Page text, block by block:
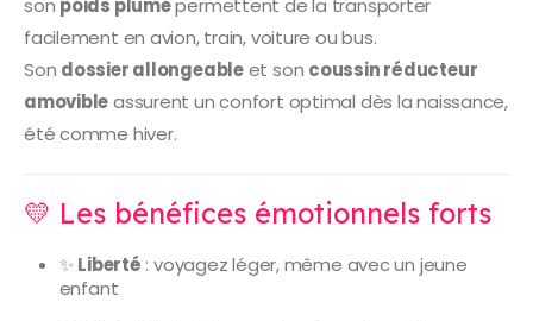
facilement en avion, train, voiture ou bus.
Son dossier allongeableet son coussin réducteur
amovibleassurent un confort optimal dès la naissance,
été comme hiver.
💛 Les bénéfices émotionnels forts
✨Liberté : voyagez léger, même avec un jeune
enfant